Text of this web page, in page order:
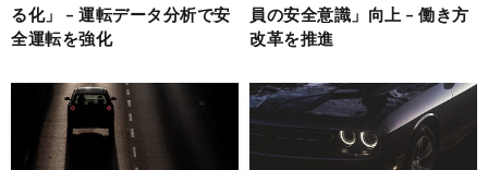
る化」 – 運転データ分析で安
全運転を強化
員の安全意識」向上 – 働き方
改革を推進